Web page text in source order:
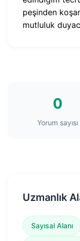
peşinden
mutluluk
0
Yorum sayısı
Uzmanlık
Sayısal Alanı